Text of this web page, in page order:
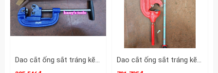
Dao cắt ống sắt tráng kẽm inox số 2 đường kính 12-50mm Rur R1000 dài 380mm Dao cắt ống sắt tráng kẽm số 4 cắt ống đường kính 50mm-120mm kamytools